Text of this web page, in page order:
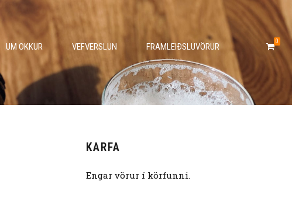
0
UM OKKUR VEFVERSLUN FRAMLEIÐSLUVÖRUR
KARFA
Engar vörur í körfunni.